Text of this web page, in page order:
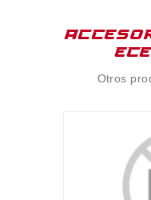
Otros